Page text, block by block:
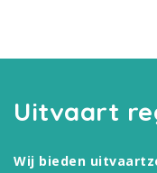
Uitvaart
Wij bieden